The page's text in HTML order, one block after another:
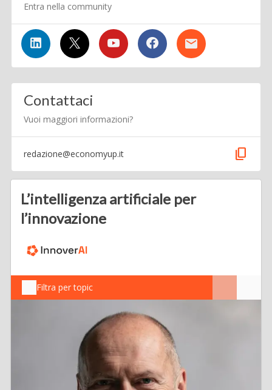
Entra nella community
Contattaci
Vuoi maggiori informazioni?
redazione@economyup.it content_copy
L’intelligenza artificiale per
l’innovazione
Filtra per topic